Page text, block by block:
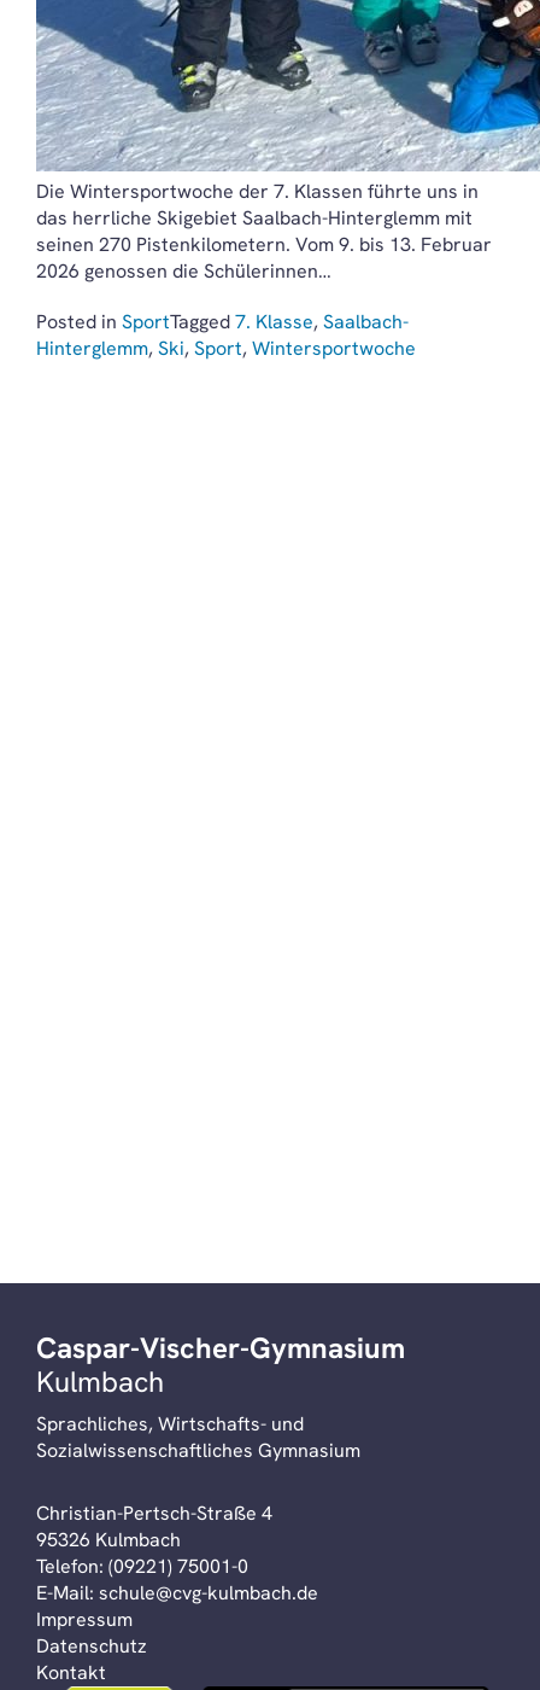
Die Wintersportwoche der 7. Klassen führte uns in
das herrliche Skigebiet Saalbach-Hinterglemm mit
seinen 270 Pistenkilometern. Vom 9. bis 13. Februar
2026 genossen die Schülerinnen…
Posted in SportTagged7. Klasse, Saalbach-
Hinterglemm, Ski, Sport, Wintersportwoche
Caspar-Vischer-Gymnasium
Kulmbach
Sprachliches, Wirtschafts- und
Sozialwissenschaftliches Gymnasium
Christian-Pertsch-Straße 4
95326 Kulmbach
Telefon: (09221) 75001-0
E-Mail: schule@cvg-kulmbach.de
Impressum
Datenschutz
Kontakt